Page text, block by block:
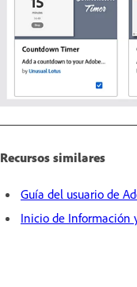
Recursos similares
Guía del usuario de
Inicio de Información